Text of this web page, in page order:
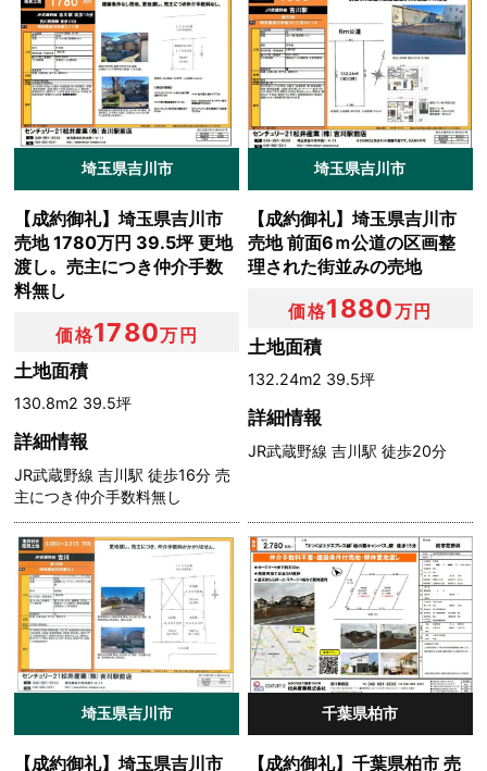
埼玉県吉川市
【成約御礼】埼玉県吉川市
売地 1780万円 39.5坪 更地
渡し。売主につき仲介手数
料無し
価格1780万円
土地面積
130.8m2 39.5坪
詳細情報
JR武蔵野線 吉川駅 徒歩16分 売
主につき仲介手数料無し
埼玉県吉川市
【成約御礼】埼玉県吉川市
売地 前面6ｍ公道の区画整
理された街並みの売地
価格1880万円
土地面積
132.24m2 39.5坪
詳細情報
JR武蔵野線 吉川駅 徒歩20分
埼玉県吉川市
【成約御礼】埼玉県吉川市
千葉県柏市
【成約御礼】千葉県柏市 売